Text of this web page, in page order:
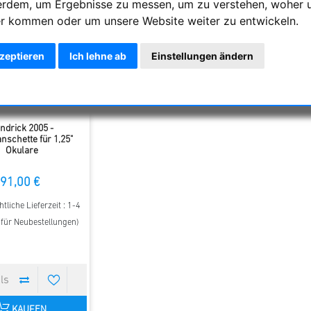
um Ergebnisse zu messen, um zu verstehen, woher
kommen oder um unsere Website weiter zu entwickeln.
Ich lehne ab Einstellungen ändern
2005 -
für 1,25"
Okulare
91,00 €
Lieferzeit : 1-4
Neubestellungen)